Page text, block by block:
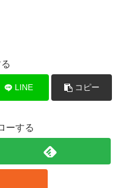
LINE コピー
ーする